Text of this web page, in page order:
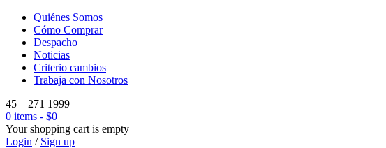
Quiénes Somos
Cómo Comprar
Despacho
Noticias
Criterio cambios
Trabaja con Nosotros
45 – 271 1999
0 items - $0
Your shopping cart is empty
Login / Sign up